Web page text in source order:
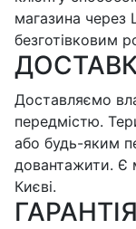
магазина
безготівковим
Доставляємо
передмістю.
або будь-яким
довантажити. Є
Києві.
ГАРАНТІЯ